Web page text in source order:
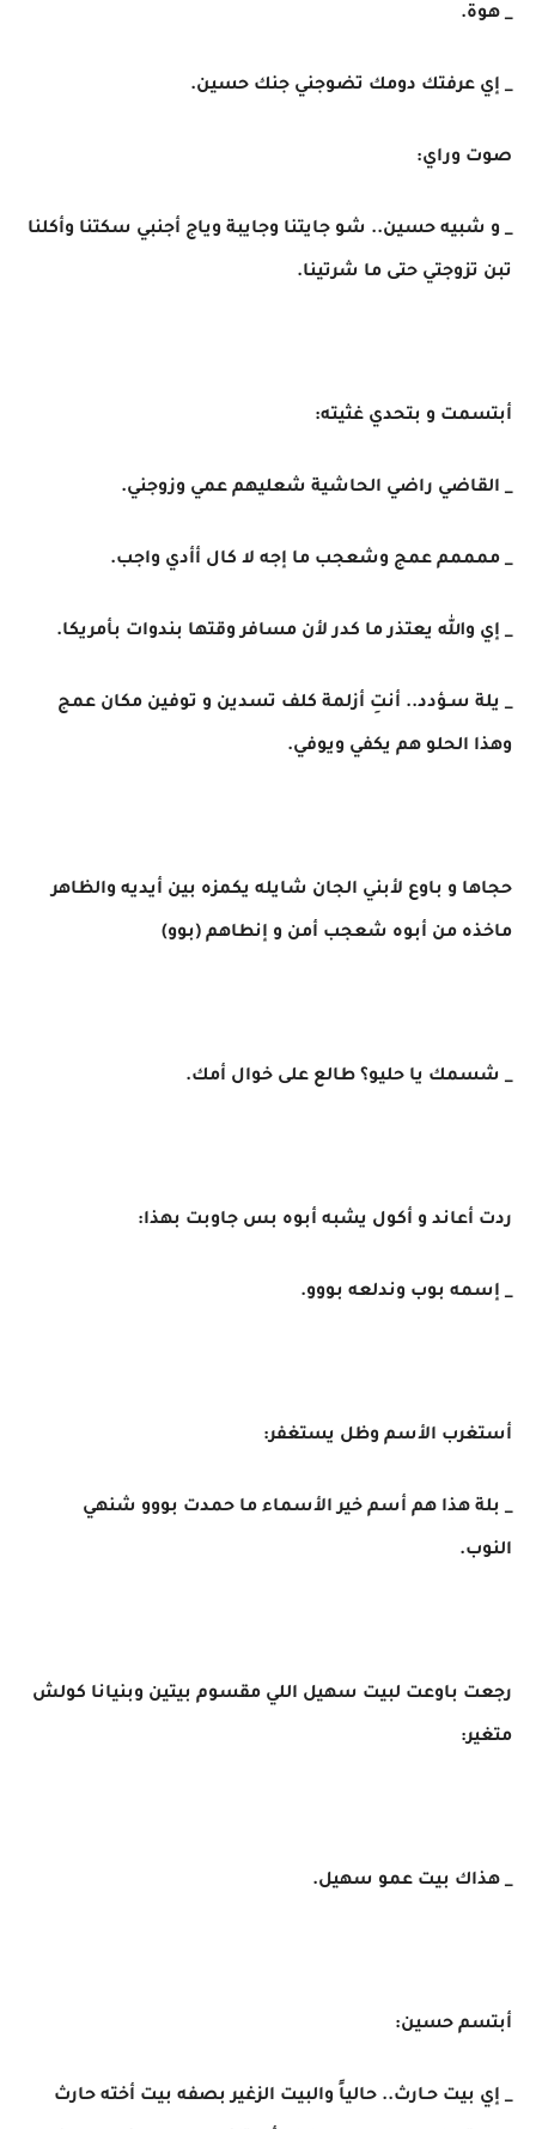
_ هوة.
_ إي عرفتك دومك تضوجني جنك حسين.
صوت وراي:
_ و شبيه حسين.. شو جايتنا وجايبة وياج أجنبي سكتنا وأكلنا
تبن تزوجتي حتى ما شرتينا.
أبتسمت و بتحدي غثيته:
_ القاضي راضي الحاشية شعليهم عمي وزوجني.
_ ممممم عمج وشعجب ما إجه لا كال أأدي واجب.
_ إي والله يعتذر ما كدر لأن مسافر وقتها بندوات بأمريكا.
_ يلة سـؤدد.. أنتِ أزلمة كلف تسدين و توفين مكان عمج
وهذا الحلو هم يكفي ويوفي.
حجاها و باوع لأبني الجان شايله يكمزه بين أيديه والظاهر
ماخذه من أبوه شعجب أمن و إنطاهم (بوو)
_ شسمك يا حليو؟ طالع على خوال أمك.
ردت أعاند و أكول يشبه أبوه بس جاوبت بهذا:
_ إسمه بوب وندلعه بووو.
أستغرب الأسم وظل يستغفر:
_ بلة هذا هم أسم خير الأسماء ما حمدت بووو شنهي
النوب.
رجعت باوعت لبيت سهيل اللي مقسوم بيتين وبنيانا كولش
متغير:
_ هذاك بيت عمو سهيل.
أبتسم حسين:
_ إي بيت حـارث.. حالياً والبيت الزغير بصفه بيت أخته حارث